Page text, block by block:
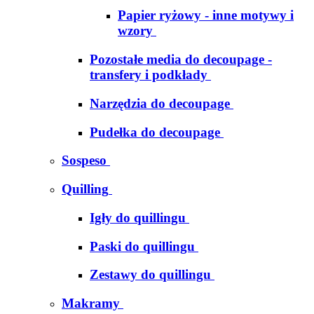
Papier ryżowy - inne motywy i
wzory
Pozostałe media do decoupage -
transfery i podkłady
Narzędzia do decoupage
Pudełka do decoupage
Sospeso
Quilling
Igły do quillingu
Paski do quillingu
Zestawy do quillingu
Makramy